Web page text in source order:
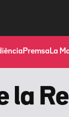
Premsa La
la